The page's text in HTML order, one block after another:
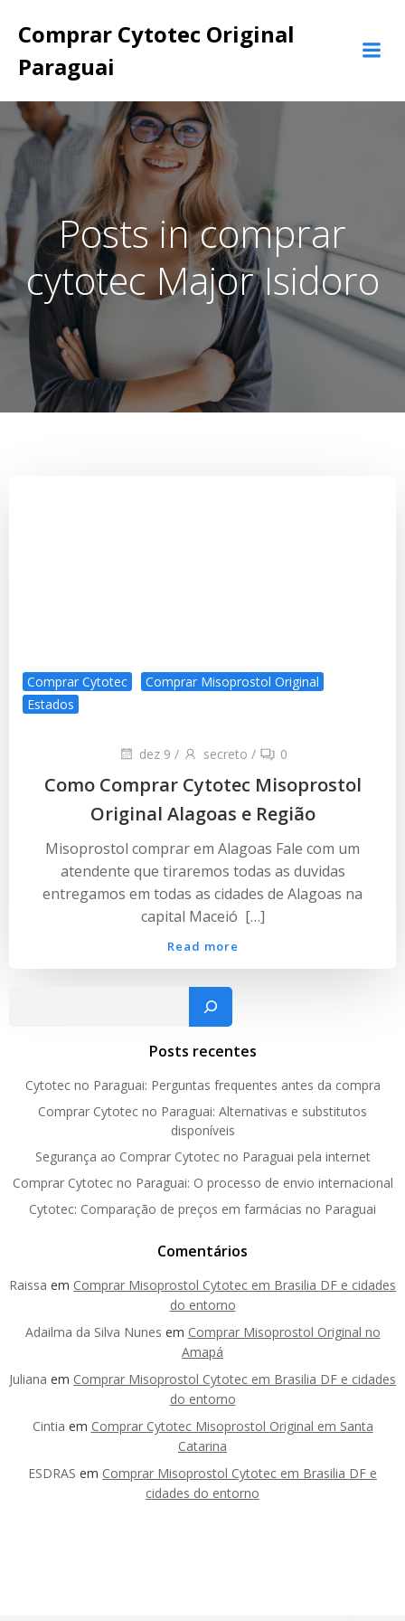
para
Comprar Cytotec Original
Paraguai
Posts in comprar
cytotec Major Isidoro
Comprar Cytotec
Comprar Misoprostol Original
Estados
dez 9 / secreto / 0
Como Comprar Cytotec Misoprostol
Original Alagoas e Região
Misoprostol comprar em Alagoas Fale com um
atendente que tiraremos todas as duvidas
entregamos em todas as cidades de Alagoas na
capital Maceió […]
Read more
Pesquisar
Posts recentes
Cytotec no Paraguai: Perguntas frequentes antes da compra
Comprar Cytotec no Paraguai: Alternativas e substitutos
disponíveis
Segurança ao Comprar Cytotec no Paraguai pela internet
Comprar Cytotec no Paraguai: O processo de envio internacional
Cytotec: Comparação de preços em farmácias no Paraguai
Comentários
Raissa em Comprar Misoprostol Cytotec em Brasilia DF e cidades
do entorno
Adailma da Silva Nunes em Comprar Misoprostol Original no
Amapá
Juliana em Comprar Misoprostol Cytotec em Brasilia DF e cidades
do entorno
Cintia em Comprar Cytotec Misoprostol Original em Santa
Catarina
ESDRAS em Comprar Misoprostol Cytotec em Brasilia DF e
cidades do entorno